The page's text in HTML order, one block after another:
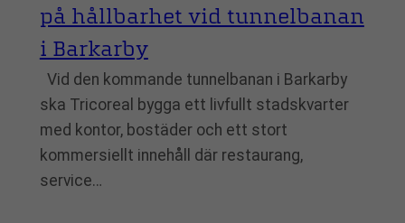
på hållbarhet vid tunnelbanan
i Barkarby
Vid den kommande tunnelbanan i Barkarby
ska Tricoreal bygga ett livfullt stadskvarter
med kontor, bostäder och ett stort
kommersiellt innehåll där restaurang,
service…